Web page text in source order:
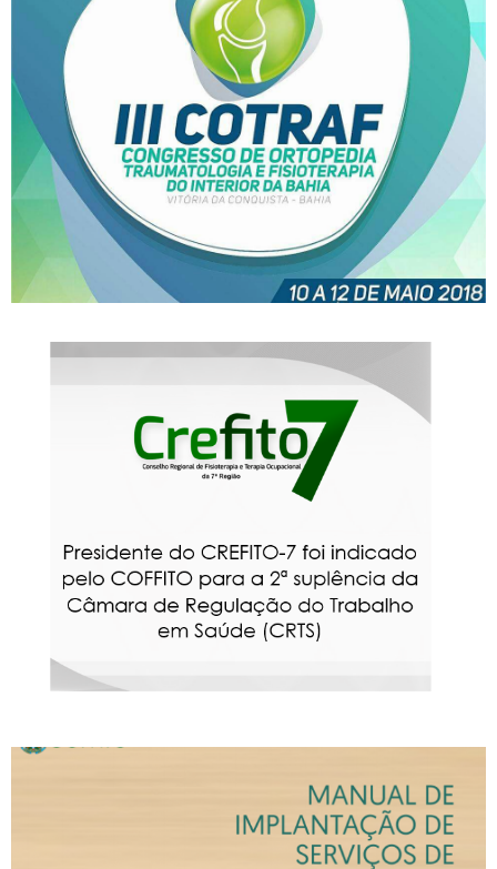
III Congresso de Ortopedia,
Traumatologia e Fisioterapia
do Interior da Bahia
Presidente do CREFITO-7
será o 2º suplente da Câmara
de Regulação do Trabalho
em Saúde